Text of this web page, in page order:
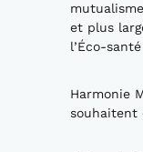
et plus
l’Éco-
Harmonie
souhaitent